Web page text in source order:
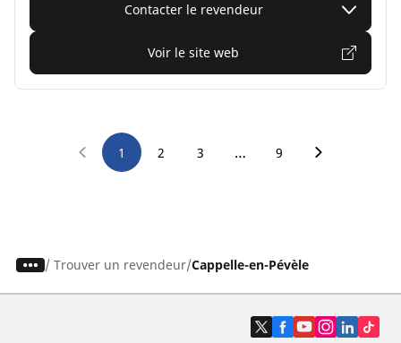
Contacter le revendeur
Voir le site web
1 2 3 … 9
/ Trouver un revendeur Cappelle-en-Pévèle